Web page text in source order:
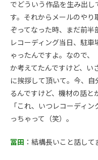
でどういう作品を生み出し
す。それからメールのやり
ぞってなった時、まだ前半
レコーディング当日、駐
ゃったんですよ。なので
か考えてたんですけど、い
に挨拶して頂いて。今、
るんですけど、機材の話と
「これ、いつレコーディ
っちゃって（笑）。
冨田 ：結構長いこと話して